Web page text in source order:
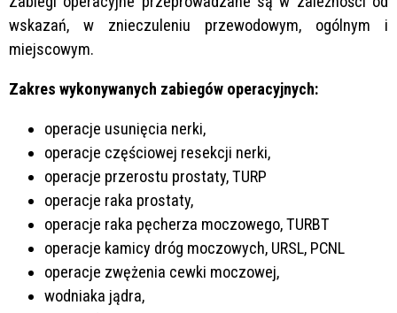
wskazań, w znieczuleniu przewodowym, ogólnym i
miejscowym.
Zakres wykonywanych zabiegów operacyjnych:
operacje usunięcia nerki,
operacje częściowej resekcji nerki,
operacje przerostu prostaty, TURP
operacje raka prostaty,
operacje raka pęcherza moczowego, TURBT
operacje kamicy dróg moczowych, URSL, PCNL
operacje zwężenia cewki moczowej,
wodniaka jądra,